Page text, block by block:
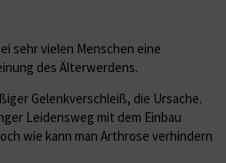
sehr vielen Menschen eine
des Älterwerdens.
Gelenkverschleiß, die Ursache.
Leidensweg mit dem Einbau
wie kann man Arthrose verhindern